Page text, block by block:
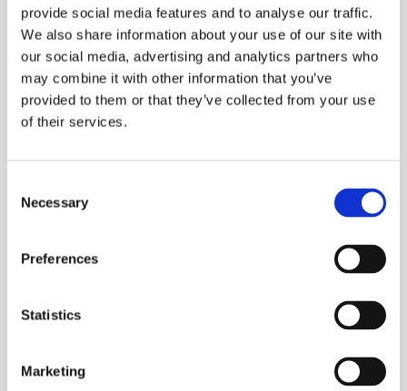
provide social media features and to analyse our traffic.
We also share information about your use of our site with
our social media, advertising and analytics partners who
may combine it with other information that you’ve
provided to them or that they’ve collected from your use
of their services.
Selection
Necessary
Preferences
Statistics
Marketing
Отлично!
Не понравилась